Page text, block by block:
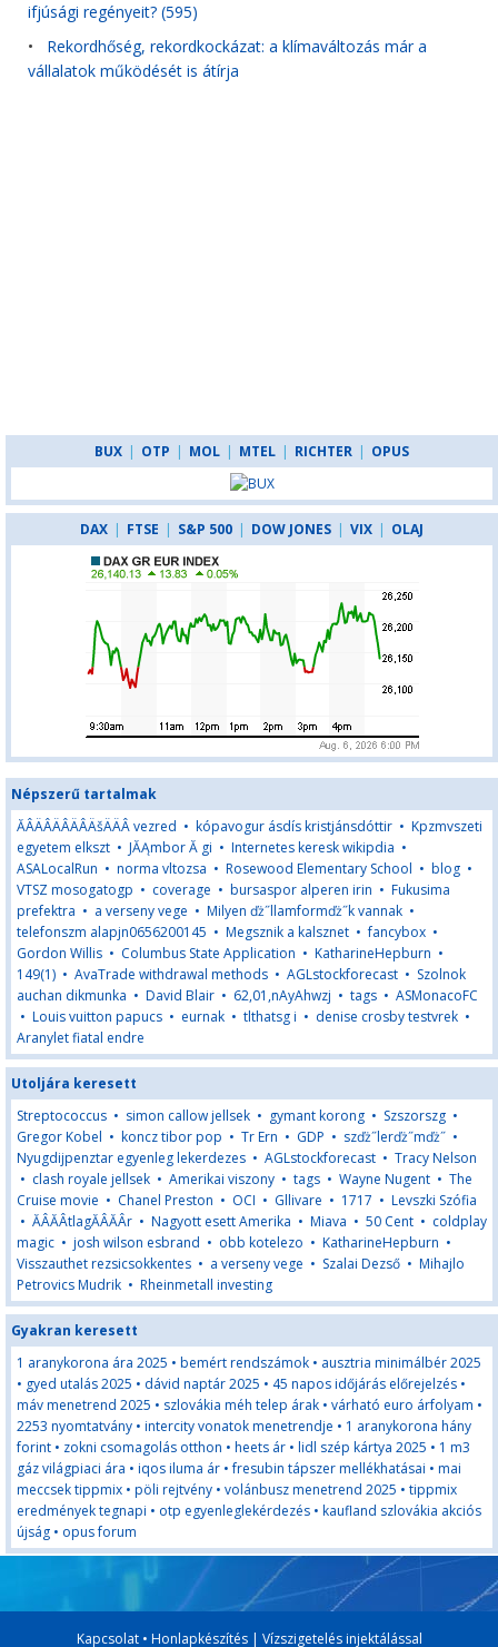
ifjúsági regényeit? (595)
• Rekordhőség, rekordkockázat: a klímaváltozás már a
vállalatok működését is átírja
BUX | OTP | MOL | MTEL | RICHTER | OPUS
DAX | FTSE | S&P 500 | DOW JONES | VIX | OLAJ
Népszerű tartalmak
ĂÂÄÂÄÂÄÂÄšÄÄÂ vezred • kópavogur ásdís kristjánsdóttir • Kpzmvszeti
egyetem elkszt • JĂĄmbor Ă gi • Internetes keresk wikipdia •
ASALocalRun • norma vltozsa • Rosewood Elementary School • blog •
VTSZ mosogatogp • coverage • bursaspor alperen irin • Fukusima
prefektra • a verseny vege • Milyen ďż˝llamformďż˝k vannak •
telefonszm alapjn0656200145 • Megsznik a kalsznet •fancybox •
Gordon Willis • Columbus State Application • KatharineHepburn •
149(1) • AvaTrade withdrawal methods • AGLstockforecast • Szolnok
auchan dikmunka • David Blair • 62,01,nAyAhwzj • tags • ASMonacoFC
• Louis vuitton papucs • eurnak • tlthatsg i • denise crosby testvrek •
Aranylet fiatal endre
Utoljára keresett
Streptococcus • simon callow jellsek • gymant korong • Szszorszg •
Gregor Kobel • koncz tibor pop • Tr Ern • GDP • szďż˝lerďż˝mďż˝ •
Nyugdijpenztar egyenleg lekerdezes • AGLstockforecast • Tracy Nelson
• clash royale jellsek • Amerikai viszony • tags • Wayne Nugent • The
Cruise movie • Chanel Preston • OCI • Gllivare • 1717 • Levszki Szófia
• ĂÂĂÂtlagĂÂĂÂr • Nagyott esett Amerika • Miava • 50 Cent • coldplay
magic • josh wilson esbrand • obb kotelezo • KatharineHepburn •
Visszauthet rezsicsokkentes • a verseny vege • Szalai Dezső • Mihajlo
Petrovics Mudrik • Rheinmetall investing
Gyakran keresett
1 aranykorona ára 2025 • bemért rendszámok • ausztria minimálbér 2025
• gyed utalás 2025 • dávid naptár 2025 • 45 napos időjárás előrejelzés •
máv menetrend 2025 • szlovákia méh telep árak • várható euro árfolyam •
2253 nyomtatvány • intercity vonatok menetrendje • 1 aranykorona hány
forint • zokni csomagolás otthon • heets ár • lidl szép kártya 2025 • 1 m3
gáz világpiaci ára • iqos iluma ár •fresubin tápszer mellékhatásai • mai
meccsek tippmix • pöli rejtvény • volánbusz menetrend 2025 • tippmix
eredmények tegnapi • otp egyenleglekérdezés • kaufland szlovákia akciós
újság • opus forum
Kapcsolat• Honlapkészítés| Vízszigetelés injektálással